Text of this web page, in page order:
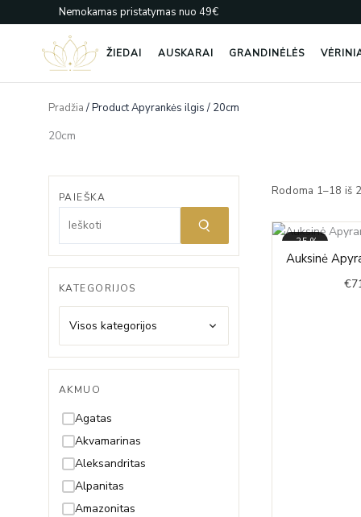
prie
Nemokamas pristatymas nuo 49€
ŽIEDAI AUSKARAI GRANDINĖLĖS
Pradžia/ Product Apyrankės ilgis / 20cm
20cm
PAIEŠKA
KATEGORIJOS
Visos kategorijos
AKMUO
Agatas
Akvamarinas
Aleksandritas
Alpanitas
Amazonitas
Rodoma 1–18 iš
-35%
Auksinė
€